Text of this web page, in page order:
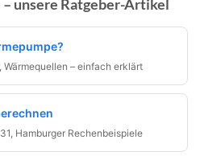
unsere Ratgeber-Artikel
– einfach erklärt
Hamburger Rechenbeispiele